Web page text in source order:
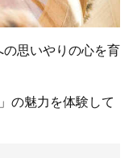
思いやりの心を育
の魅力を体験して